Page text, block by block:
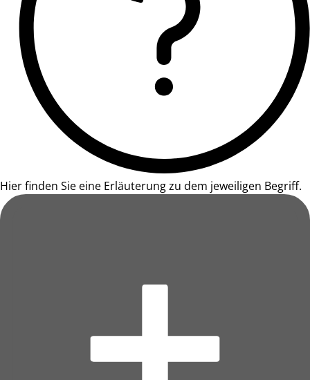
Hier finden Sie eine Erläuterung zu dem jeweiligen Begriff.